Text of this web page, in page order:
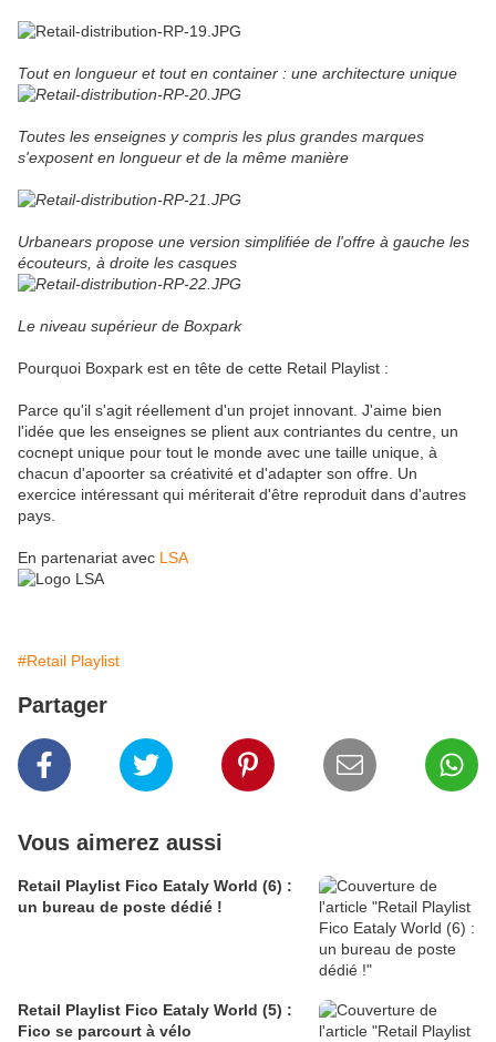
Tout en longueur et tout en container : une architecture unique
Toutes les enseignes y compris les plus grandes marques
s'exposent en longueur et de la même manière
Urbanears propose une version simplifiée de l'offre à gauche les
écouteurs, à droite les casques
Le niveau supérieur de Boxpark
Pourquoi Boxpark est en tête de cette Retail Playlist :
Parce qu'il s'agit réellement d'un projet innovant. J'aime bien
l'idée que les enseignes se plient aux contriantes du centre, un
cocnept unique pour tout le monde avec une taille unique, à
chacun d'apoorter sa créativité et d'adapter son offre. Un
exercice intéressant qui mériterait d'être reproduit dans d'autres
pays.
En partenariat avec LSA
#Retail Playlist
Partager
Vous aimerez aussi
Retail Playlist Fico Eataly World (6) :
un bureau de poste dédié !
Retail Playlist Fico Eataly World (5) :
Fico se parcourt à vélo